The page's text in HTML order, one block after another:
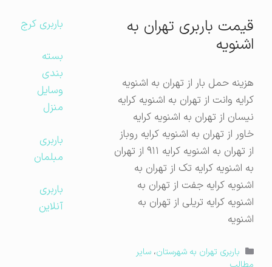
قیمت باربری تهران به
اشنویه
هزینه حمل بار از تهران به اشنویه
کرایه وانت از تهران به اشنویه کرایه
نیسان از تهران به اشنویه کرایه
خاور از تهران به اشنویه کرایه روباز
از تهران به اشنویه کرایه ۹۱۱ از تهران
به اشنویه کرایه تک از تهران به
اشنویه کرایه جفت از تهران به
اشنویه کرایه تریلی از تهران به
اشنویه
دسته‌ها
باربری تهران به شهرستان،سایر
باربری کرج
بسته
بندی
وسایل
منزل
باربری
مبلمان
باربری
آنلاین